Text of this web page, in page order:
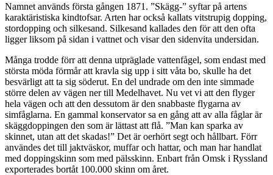
Namnet används första gången 1871. ”Skägg-” syftar på artens
karaktäristiska kindtofsar. Arten har också kallats vitstrupig dopping,
stordopping och silkesand. Silkesand kallades den för att den ofta
ligger liksom på sidan i vattnet och visar den sidenvita undersidan.
Många trodde förr att denna utpräglade vattenfågel, som endast med
största möda förmår att kravla sig upp i sitt våta bo, skulle ha det
besvärligt att ta sig söderut. En del undrade om den inte simmade
större delen av vägen ner till Medelhavet. Nu vet vi att den flyger
hela vägen och att den dessutom är den snabbaste flygarna av
simfåglarna. En gammal konservator sa en gång att av alla fåglar är
skäggdoppingen den som är lättast att flå. ”Man kan sparka av
skinnet, utan att det skadas!” Det är oerhört segt och hållbart. Förr
användes det till jaktväskor, muffar och hattar, och man har handlat
med doppingskinn som med pälsskinn. Enbart från Omsk i Ryssland
exporterades bortåt 100.000 skinn om året.